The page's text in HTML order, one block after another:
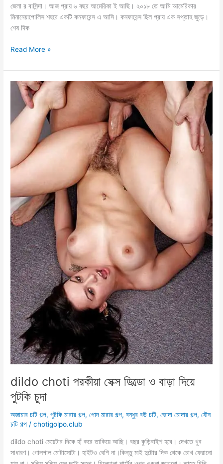
জেলা র বাসিন্দা। আজ প্রায় ৬ বছর আমেরিকা ই আছি। ২০১৮ তে আমি আমেরিকার
মিনানেয়াপোলিস শহরে একটি কনফারেন্স এ আসি। কনফারেন্স ছিল প্রায় এক সপ্তাহ জুড়ে।
শেষ দিক
ডিপথ্রোট
সেক্স
চটি
Read More »
dildo choti পরকীয়া সেক্স ডিল্ডো ও বাড়া দিয়ে
পুটকি চুদা
অজাচার চটি গল্প,পুটকি মারার গল্প,পোদ মারার গল্প,বন্ধুর বউ চটি,ভোদা চোদার গল্প,যৌন
চটি গল্প /chotigolpo.club
dildo choti মেয়েটার দিকে হাঁ করে তাকিয়ে আছি। বছর কুড়িবাইশ হবে। দেখতে খুব
সাধারণ। গোলগাল মোটাসোটা। হাইটও বেশি না।কিন্তু মাই দুটোর দিক থেকে চোখ ফেরানো